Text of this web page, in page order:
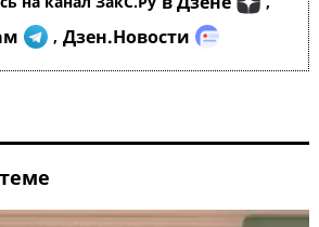
, Дзен.Новости